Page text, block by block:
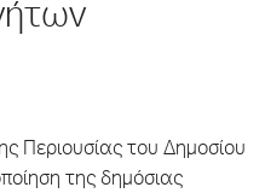
Περιουσίας του Δημοσίου
της δημόσιας